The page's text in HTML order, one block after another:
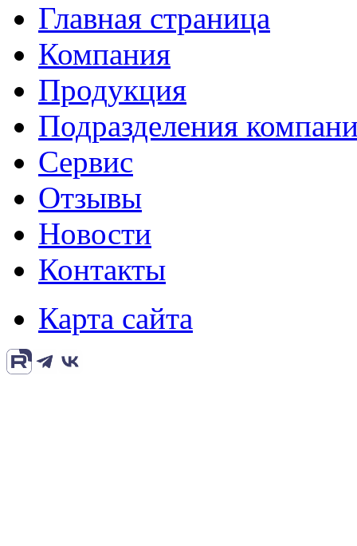
Главная страница
Компания
Продукция
Подразделения
Сервис
Отзывы
Новости
Контакты
Карта сайта